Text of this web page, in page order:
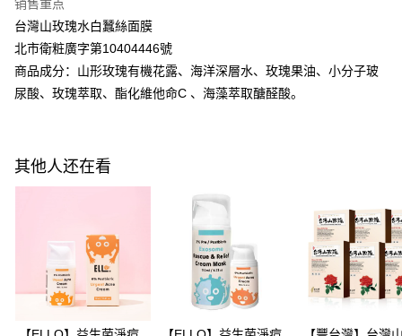
夠在期限內收到商品(例如:預購商品或預計到貨時間較長者)。因此無論收到
商品與否，仍需要請您在AFTEE規定的時間內完成繳費。
1. 初次使用 AFTEE 時，將依認證結果及本公司審查結果，核予每個人不同
之上限額度
三、聲明條款
「AFTEE先享後付」(下稱本服務)乃由恩沛科技股份有限公司(下稱 AFTEE )
所提供，並由 AFTEE 向您收取款項。因使用本服務所須提供之個人資料(包
含但不限於訂購人姓名、電話，收件人姓名、電話、收件地址)，將交付予
AFTEE 於本服務必要服務範圍內運用。關於 AFTEE 對於個人資料之蒐集、
處理、利用，詳參 AFTEE 官網之『個人資料蒐集、處理及利用告知聲明』
https://aftee.tw/privacypolicy/
若款項超過繳費期限，將根據當次的金額加收年利率 16% 的逾期滯納金。
未成年的使用者，請事先徵得法定代理人或監護人之同意方可使用
付款後萊爾富取貨
每笔NT$100，满NT$600(含以上)免运费
7-11付款取貨
每笔NT$100，满NT$600(含以上)免运费
每笔NT$100，满NT$600(含以上)免运费
每笔NT$150，满NT$1,500(含以上)免运费
销售重点
台灣山玫瑰水白蠶絲面膜
北市衛粧廣字第10404446號
商品成分：山形玫瑰有機花露、海洋深層水、玫瑰果油、小分子玻
尿酸、玫瑰萃取、酯化維他命C 、海藻萃取醣醛酸。
其他人还在看